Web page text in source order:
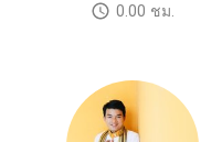
0.00 ชม.